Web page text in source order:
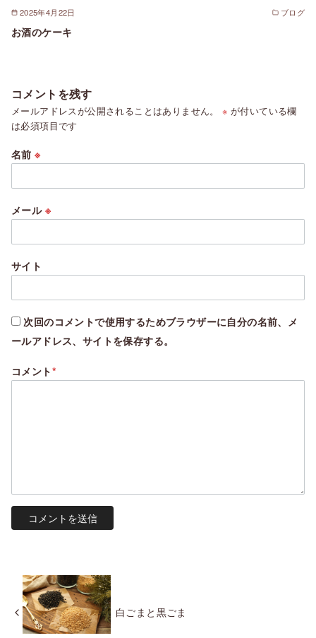
2025年4月22日 ブログ
お酒のケーキ
コメントを残す
メールアドレスが公開されることはありません。 ※ が付いている欄
は必須項目です
名前※
メール ※
サイト
次回のコメントで使用するためブラウザーに自分の名前、メ
ールアドレス、サイトを保存する。
コメント*
白ごまと黒ごま